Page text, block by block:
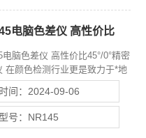
电脑色差仪 高性价比
电脑色差仪 高性价比45°/0°精密
在颜色检测行业更是致力于*地
品质、高性价比全系列产品，
是继NH310、NH300和NR200、
、NR20XE之后，推出的高性价
精密色差仪，功能*，应用了
间：2024-09-06
号：NR145